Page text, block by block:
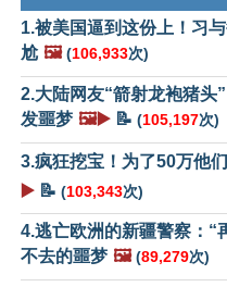
1.被美国逼到这份上！习
尬 🖼️ (106,933次)
2.大陆网友“箭射龙袍猪头
发噩梦 🖼️▶️ 📝 (105,197次)
3.疯狂挖宝！为了50万他
▶️ 📝 (103,343次)
4.逃亡欧洲的新疆警察：“
不去的噩梦 🖼️ (89,279次)